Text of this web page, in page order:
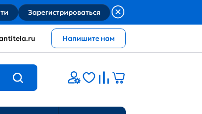
Зарегистрироваться
Напишите нам